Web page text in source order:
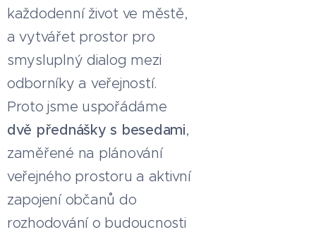
každodenní život ve městě,
a vytvářet prostor pro
smysluplný dialog mezi
odborníky a veřejností.
Proto jsme uspořádáme
dvě přednášky s besedami,
zaměřené na plánování
veřejného prostoru a aktivní
zapojení občanů do
rozhodování o budoucnosti